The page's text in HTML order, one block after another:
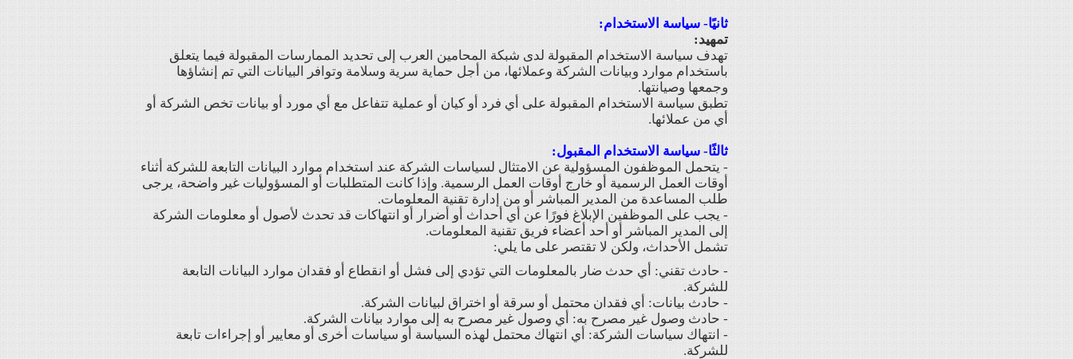
ثانيًا- سياسة الاستخدام:
تمهيد:
تهدف سياسة الاستخدام المقبولة لدى شبكة المحامين العرب إلى تحديد الممارسات المقبولة فيما يتعلق
باستخدام موارد وبيانات الشركة وعملائها، من أجل حماية سرية وسلامة وتوافر البيانات التي تم إنشاؤها
وجمعها وصيانتها.
تطبق سياسة الاستخدام المقبولة على أي فرد أو كيان أو عملية تتفاعل مع أي مورد أو بيانات تخص الشركة أو
أي من عملائها.
ثالثًا- سياسة الاستخدام المقبول:
- يتحمل الموظفون المسؤولية عن الامتثال لسياسات الشركة عند استخدام موارد البيانات التابعة للشركة أثناء
أوقات العمل الرسمية أو خارج أوقات العمل الرسمية. وإذا كانت المتطلبات أو المسؤوليات غير واضحة، يرجى
طلب المساعدة من المدير المباشر أو من إدارة تقنية المعلومات.
- يجب على الموظفين الإبلاغ فورًا عن أي أحداث أو أضرار أو انتهاكات قد تحدث لأصول أو معلومات الشركة
إلى المدير المباشر أو أحد أعضاء فريق تقنية المعلومات.
تشمل الأحداث، ولكن لا تقتصر على ما يلي:
- حادث تقني: أي حدث ضار بالمعلومات التي تؤدي إلى فشل أو انقطاع أو فقدان موارد البيانات التابعة
للشركة.
- حادث بيانات: أي فقدان محتمل أو سرقة أو اختراق لبيانات الشركة.
- حادث وصول غير مصرح به: أي وصول غير مصرح به إلى موارد بيانات الشركة.
- انتهاك سياسات الشركة: أي انتهاك محتمل لهذه السياسة أو سياسات أخرى أو معايير أو إجراءات تابعة
للشركة.